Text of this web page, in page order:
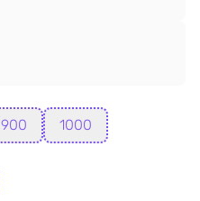
900
1000